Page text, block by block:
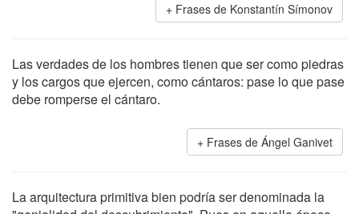
Frases de Konstantín Símonov
Las verdades de los hombres tienen que ser como piedras
y los cargos que ejercen, como cántaros: pase lo que pase
debe romperse el cántaro.
Frases de Ángel Ganivet
La arquitectura primitiva bien podría ser denominada la